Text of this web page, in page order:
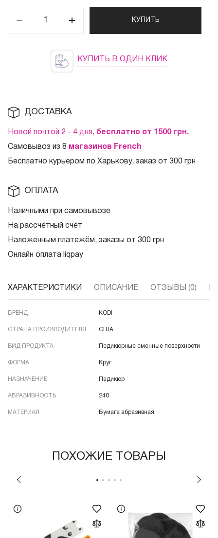
КУПИТЬ
КУПИТЬ В ОДИН КЛИК
ДОСТАВКА
Новой почтой 2 - 4 дня, бесплатно от 1500 грн.
Самовывоз из 8 магазинов French
Бесплатно курьером по Харькову, заказ от 300 грн
ОПЛАТА
Наличными при самовывозе
На рассчётный счёт
Наложенным платежём, заказы от 300 грн
Онлайн оплата liqpay
ХАРАКТЕРИСТИКИ ОПИСАНИЕ ОТЗЫВЫ (0)
БРЕНД KODI
СТРАНА ПРОИЗВОДИТЕЛЯ США
ВИД ПРОДУКТА Педикюрные сменные поверхности
ФОРМА Круг
НАЗНАЧЕНИЕ Педикюр
АБРАЗИВНОСТЬ 240
МАТЕРИАЛ Бумага абразивная
ПОХОЖИЕ ТОВАРЫ